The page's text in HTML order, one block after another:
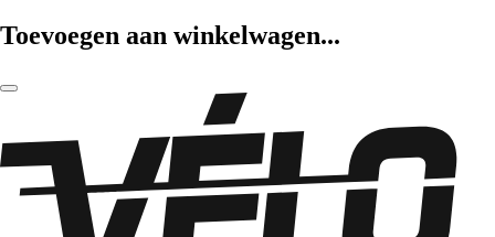
Toevoegen aan winkelwagen...